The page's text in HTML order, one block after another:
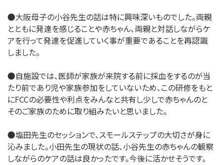
●大阪母子の小谷先生の話は特に興味深いものでした。両親
とともに発達を感じることや赤ちゃん、両親と対話しながらケ
アを行って発達を促進していく事が重要であることを再認識
しました。
●自施設では、医師が家族が来院する前に採血をするのが当
たり前であり児や家族参加をしていないため、この研修をもと
にFCCの必要性や利点をみんなと共有し少しで赤ちゃんのと
そのご家族のために取り組みたいと思いました。
●塩田先生のセッションで、スモールステップの大切さが身に
沁みました。小田先生の現状の話、小谷先生の赤ちゃんの観察
しながらのケアの話は良かったです。今後に活かせそうです。